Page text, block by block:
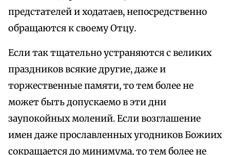
предстателей и ходатаев, непосредственно
обращаются к своему Отцу.
Если так тщательно устраняются с великих
праздников всякие другие, даже и
торжественные памяти, то тем более не
может быть допускаемо в эти дни
заупокойных молений. Если возглашение
имен даже прославленных угодников Божиих
сокращается до минимума, то тем более не